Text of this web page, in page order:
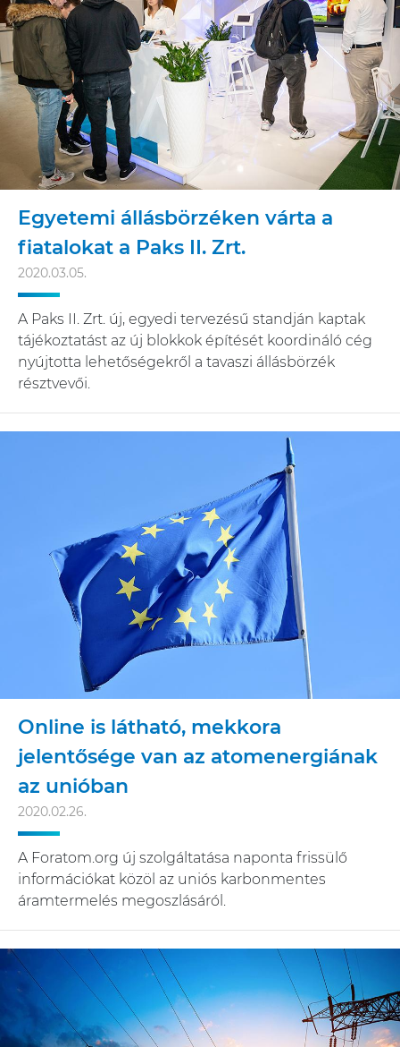
Egyetemi állásbörzéken várta a
fiatalokat a Paks II. Zrt.
2020.03.05.
A Paks II. Zrt. új, egyedi tervezésű standján kaptak
tájékoztatást az új blokkok építését koordináló cég
nyújtotta lehetőségekről a tavaszi állásbörzék
résztvevői.
Online is látható, mekkora
jelentősége van az atomenergiának
az unióban
2020.02.26.
A Foratom.org új szolgáltatása naponta frissülő
információkat közöl az uniós karbonmentes
áramtermelés megoszlásáról.